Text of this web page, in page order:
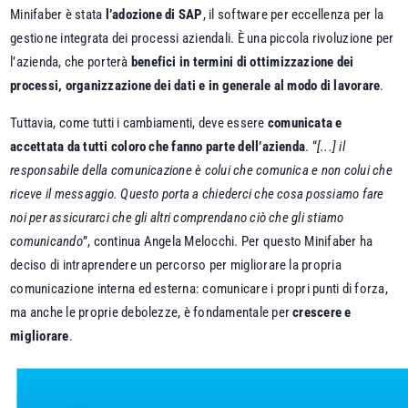
Minifaber è stata l’adozione di SAP, il software per eccellenza per la
gestione integrata dei processi aziendali. È una piccola rivoluzione per
l’azienda, che porterà benefici in termini di ottimizzazione dei
processi, organizzazione dei dati e in generale al modo di lavorare.
Tuttavia, come tutti i cambiamenti, deve essere comunicata e
accettata da tutti coloro che fanno parte dell’azienda. “[...] il
responsabile della comunicazione è colui che comunica e non colui che
riceve il messaggio. Questo porta a chiederci che cosa possiamo fare
noi per assicurarci che gli altri comprendano ciò che gli stiamo
comunicando”, continua Angela Melocchi. Per questo Minifaber ha
deciso di intraprendere un percorso per migliorare la propria
comunicazione interna ed esterna: comunicare i propri punti di forza,
ma anche le proprie debolezze, è fondamentale percrescere e
migliorare.